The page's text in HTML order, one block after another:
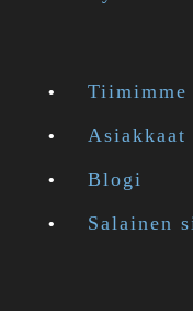
Tiimimme
Asiakkaat
Blogi
Salainen